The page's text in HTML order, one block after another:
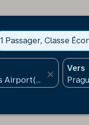
1 Passager, Classe
close
Vers